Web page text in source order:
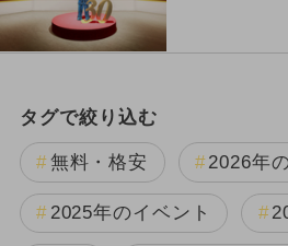
タグで絞り込む
無料・格安 2026年
2025年のイベント